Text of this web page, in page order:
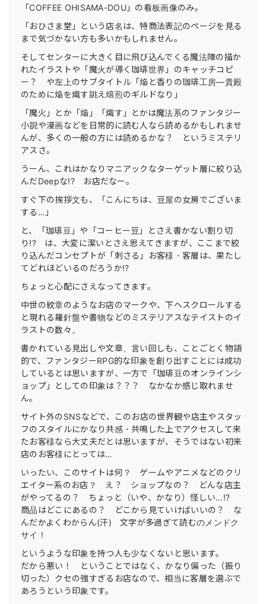
「COFFEE OHISAMA-DOU」の看板画像のみ。
「おひさま堂」という店名は、特商法表記のページを見る
まで気づかない方も多いかもしれません。
そしてセンターに大きく目に飛び込んでくる魔法陣の描か
れたイラストや「魔火が導く珈琲世界」のキャッチコピ
ー？ や左上のサブタイトル「焔と香りの珈琲工房―貴殿
のために焔を熾す誂え焙煎のギルドなり」
「魔火」とか「焔」「熾す」とかは魔法系のファンタジー
小説や漫画などを日常的に読む人なら読めるかもしれませ
んが、多くの一般の方には読めるかな？ というミステリ
アスさ。
うーん、これはかなりマニアックなターゲット層に絞り込
んだDeepな!? お店だなー。
すぐ下の挨拶文も、「こんにちは、豆屋の女房でございま
する…」
と、「珈琲豆」や「コーヒー豆」とさえ書かない割り切
り!? は、大変に潔いとさえ思えてきますが、ここまで絞
り込んだコンセプトが「刺さる」お客様・客層は、果たし
てどれほどいるのだろうか!?
ちょっと心配にさえなってきます。
中世の紋章のようなお店のマークや、下へスクロールする
と現れる羅針盤や書物などのミステリアスなテイストのイ
ラストの数々。
書かれている見出しや文章、言い回しも、ことごとく物語
的で、ファンタジーRPG的な印象を創り出すことには成功
しているとは思いますが、一方で「珈琲豆のオンラインシ
ョップ」としての印象は？？？ なかなか感じ取れませ
ん。
サイト外のSNSなどで、このお店の世界観や店主やスタッ
フのスタイルにかなり共感・共鳴した上でアクセスして来
たお客様なら大丈夫だとは思いますが、そうではない初来
店のお客様にとっては…
いったい、このサイトは何？ ゲームやアニメなどのクリ
エイター系のお店？ え？ ショップなの？ どんな店主
がやってるの？ ちょっと（いや、かなり）怪しい…!?
商品はどこにあるの？ どこから見ていけばいいの？ な
んだかよくわからん(汗) 文字が多過ぎて読むのメンドク
サイ！
というような印象を持つ人も少なくないと思います。
だから悪い！ ということではなく、かなり偏った（振り
切った）クセの強すぎるお店なので、相当に客層を選ぶで
あろうという印象です。